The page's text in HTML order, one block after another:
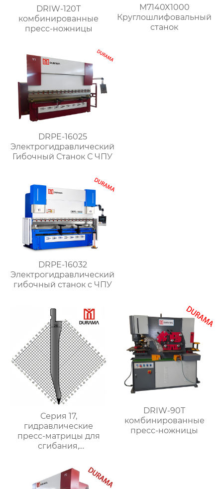
DRIW-120T
комбинированные
пресс-ножницы
M7140X1000
Круглошлифовальный
станок
DRPE-16025
Электрогидравлический
Гибочный Станок С ЧПУ
DRPE-16032
Электрогидравлический
гибочный станок с ЧПУ
Серия 17,
гидравлические
пресс-матрицы для
сгибания,
формы для сгибания
листового металла
DRIW-90T
комбинированные
пресс-ножницы